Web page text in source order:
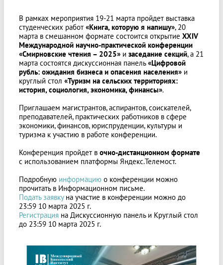
В рамках мероприятия 19-21 марта пройдет выставка
студенческих работ «Книга, которую я напишу», 20
марта в смешанном формате состоится открытие XXIV
Международной научно-практической конференции
«Смирновские чтения – 2025» и заседание секций, а 21
марта состоятся дискуссионная панель«Цифровой
рубль: ожидания бизнеса и опасения населения» и
круглый стол «Туризм на сельских территориях:
история, социология, экономика, финансы».
Приглашаем магистрантов, аспирантов, соискателей,
преподавателей, практических работников в сфере
экономики, финансов, юриспруденции, культуры и
туризма к участию в работе конференции.
Конференция пройдет в очно-дистанционном формате
с использованием платформы Яндекс.Телемост.
Подробную информацию о конференции можно
прочитать в Информационном письме.
Подать заявкуна участие в конференции можно до
23:59 10 марта 2025 г.
Регистрация на Дискуссионную панель и Круглый стол
до 23:59 10 марта 2025 г.